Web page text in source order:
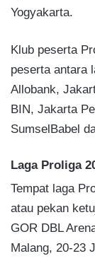
Yogyakarta.
Klub peserta
peserta antara
Allobank,
BIN, Jakarta
SumselBabel
Laga Proliga
Tempat laga
atau pekan
GOR DBL
Malang, 20-23